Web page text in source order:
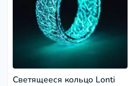
Светящееся кольцо Lonti